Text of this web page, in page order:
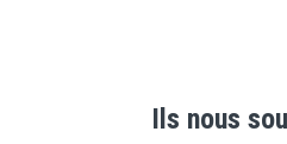
Ils nous